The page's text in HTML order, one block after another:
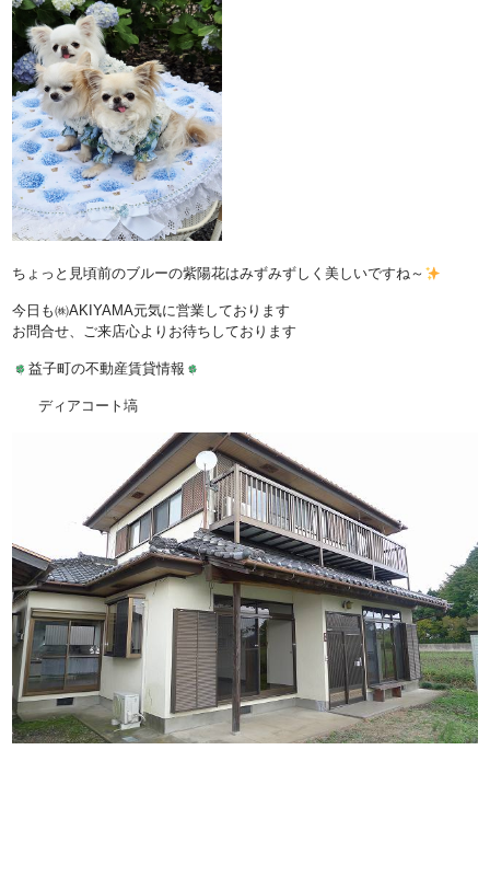
ちょっと見頃前のブルーの紫陽花はみずみずしく美しいですね～
今日も㈱AKIYAMA元気に営業しております
お問合せ、ご来店心よりお待ちしております
益子町の不動産賃貸情報
ディアコート塙